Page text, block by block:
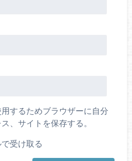
するためブラウザーに自分
、サイトを保存する。
受け取る